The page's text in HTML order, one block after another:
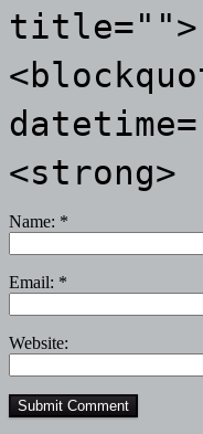
title="">
<strong>
Name: *
Email: *
Website: